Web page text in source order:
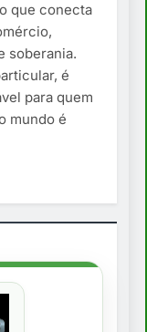
que conecta
soberania.
é
para quem
mundo é